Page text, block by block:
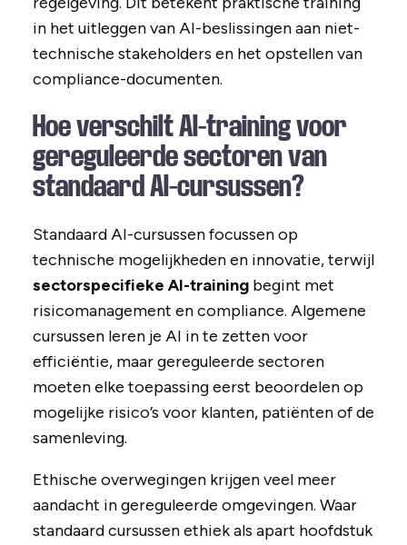
in het uitleggen van AI-beslissingen aan niet-
technische stakeholders en het opstellen van
compliance-documenten.
Hoe verschilt AI-training voor
gereguleerde sectoren van
standaard AI-cursussen?
Standaard AI-cursussen focussen op
technische mogelijkheden en innovatie, terwijl
sectorspecifieke AI-trainingbegint met
risicomanagement en compliance. Algemene
cursussen leren je AI in te zetten voor
efficiëntie, maar gereguleerde sectoren
moeten elke toepassing eerst beoordelen op
mogelijke risico’s voor klanten, patiënten of de
samenleving.
Ethische overwegingen krijgen veel meer
aandacht in gereguleerde omgevingen. Waar
standaard cursussen ethiek als apart hoofdstuk